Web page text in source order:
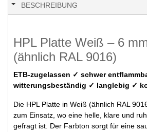
BESCHREIBUNG
HPL Platte Weiß – 6
(ähnlich RAL 9016)
ETB-zugelassen ✓ schwer
witterungsbeständig ✓ langlebig ✓
Die HPL Platte in Weiß (ähnlich RAL
zum Einsatz, wo eine helle, klare und
gefragt ist. Der Farbton sorgt für eine